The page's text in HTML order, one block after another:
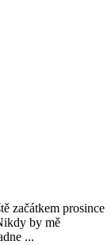
začátkem prosince
by mě
...